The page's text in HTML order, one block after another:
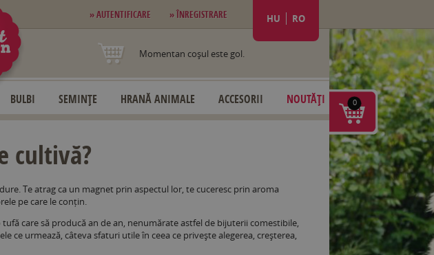
» AUTENTIFICARE » ÎNREGISTRARE HU RO
Momentan coşul este gol.
BULBI SEMINȚE HRANĂ ANIMALE ACCESORII NOUTĂȚI
cultivă?
Te atrag ca un magnet prin aspectul lor, te cuceresc prin aroma
pe care le conțin.
care să producă an de an, nenumărate astfel de bijuterii comestibile,
ce urmează, câteva sfaturi utile în ceea ce privește alegerea, creșterea,
0